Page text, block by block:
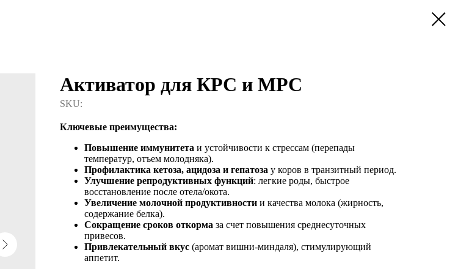
Активатор для КРС и МРС
SKU:
Ключевые преимущества:
Повышение иммунитета и устойчивости к стрессам (перепады
температур, отъем молодняка).
Профилактика кетоза, ацидоза и гепатоза у коров в транзитный период.
Улучшение репродуктивных функций: легкие роды, быстрое
восстановление после отела/окота.
Увеличение молочной продуктивности и качества молока (жирность,
содержание белка).
Сокращение сроков откорма за счет повышения среднесуточных
привесов.
Привлекательный вкус (аромат вишни-миндаля), стимулирующий
аппетит.